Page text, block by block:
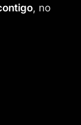
, no